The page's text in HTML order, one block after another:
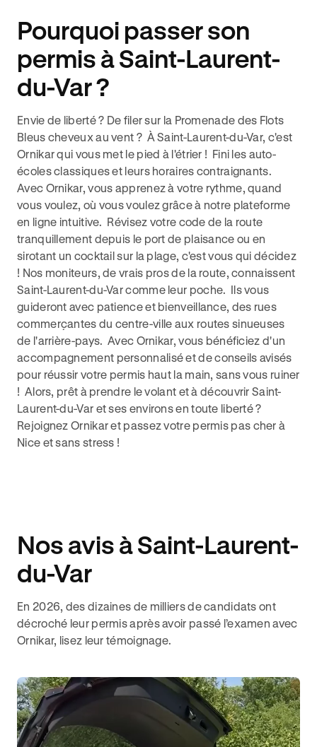
Pourquoi passer son
permis à Saint-Laurent-
du-Var ?
Envie de liberté ? De filer sur la Promenade des Flots
Bleus cheveux au vent ? À Saint-Laurent-du-Var, c'est
Ornikar qui vous met le pied à l'étrier ! Fini les auto-
écoles classiques et leurs horaires contraignants.
Avec Ornikar, vous apprenez à votre rythme, quand
vous voulez, où vous voulez grâce à notre plateforme
en ligne intuitive. Révisez votre code de la route
tranquillement depuis le port de plaisance ou en
sirotant un cocktail sur la plage, c'est vous qui décidez
! Nos moniteurs, de vrais pros de la route, connaissent
Saint-Laurent-du-Var comme leur poche. Ils vous
guideront avec patience et bienveillance, des rues
commerçantes du centre-ville aux routes sinueuses
de l'arrière-pays. Avec Ornikar, vous bénéficiez d'un
accompagnement personnalisé et de conseils avisés
pour réussir votre permis haut la main, sans vous ruiner
! Alors, prêt à prendre le volant et à découvrir Saint-
Laurent-du-Var et ses environs en toute liberté ?
Rejoignez Ornikar et passez votre permis pas cher à
Nice et sans stress !
Nos avis à Saint-Laurent-
du-Var
En 2026, des dizaines de milliers de candidats ont
décroché leur permis après avoir passé l’examen avec
Ornikar, lisez leur témoignage.